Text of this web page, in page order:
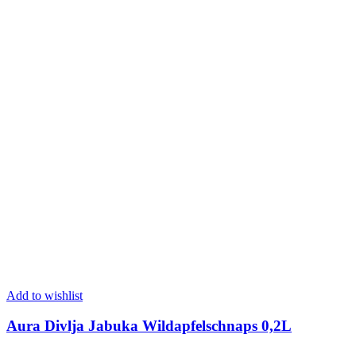
Add to wishlist
Aura Divlja Jabuka Wildapfelschnaps 0,2L